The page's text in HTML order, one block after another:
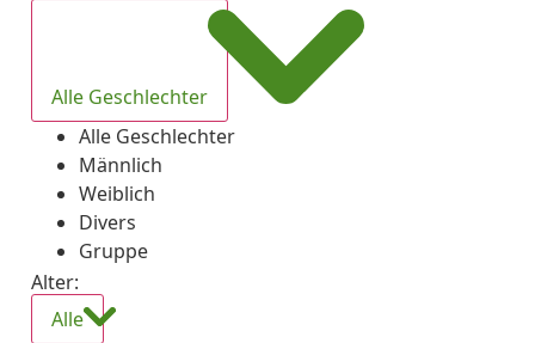
Alle Geschlechter
Alle Geschlechter
Männlich
Weiblich
Divers
Gruppe
Alter:
Alle